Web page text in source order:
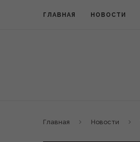
ГЛАВНАЯ НОВОСТИ
Главная Новости